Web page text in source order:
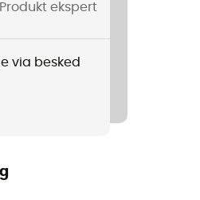
Produkt ekspert
via besked